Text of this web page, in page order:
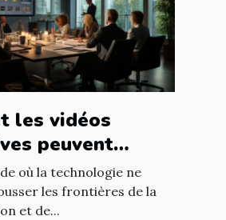
les vidéos
peuvent
la formation
où la technologie ne
les frontières de la
et de...